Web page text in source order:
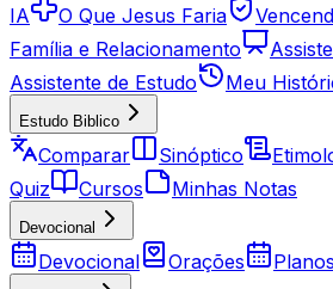
IA
O Que Jesus Faria
Família e Relacionamento
Assistente de Estudo
Meu
Estudo Biblico
Comparar Sinóptico
Quiz
Cursos Minhas Notas
Devocional
Devocional Orações Planos